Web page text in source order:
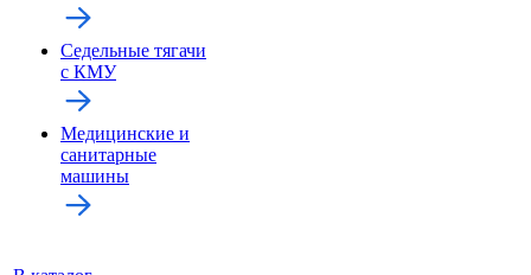
Седельные тягачи
с КМУ
Медицинские и
санитарные
машины